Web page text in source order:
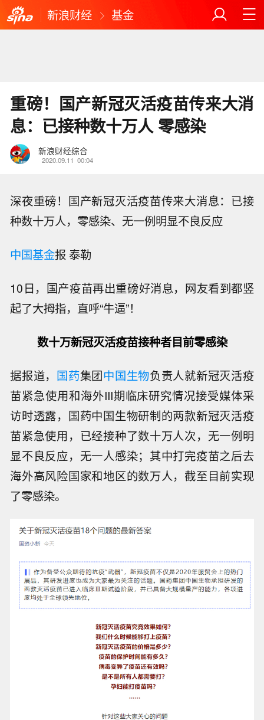
新浪财经 基金
重磅！国产新冠灭活疫苗传来大消
息：已接种数十万人 零感染
新浪财经综合
2020.09.11 00:04
深夜重磅！国产新冠灭活疫苗传来大消息：已接
种数十万人，零感染、无一例明显不良反应
中国基金报 泰勒
10日，国产疫苗再出重磅好消息，网友看到都竖
起了大拇指，直呼“牛逼”！
数十万新冠灭活疫苗接种者目前零感染
据报道， 国药集团中国生物负责人就新冠灭活疫
苗紧急使用和海外III期临床研究情况接受媒体采
访时透露，国药中国生物研制的两款新冠灭活疫
苗紧急使用，已经接种了数十万人次，无一例明
显不良反应，无一人感染；其中打完疫苗之后去
海外高风险国家和地区的数万人，截至目前实现
了零感染。